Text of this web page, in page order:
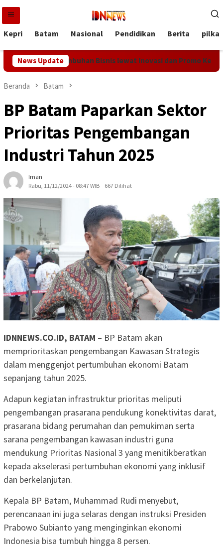
Loncat
konten
Kepri Batam Nasional Pendidikan Berita
News Update
Bidik Pertumbuhan Bisnis lewat Inovasi dan Promo
Beranda Batam
BP Batam Paparkan Sektor
Prioritas Pengembangan
Industri Tahun 2025
Iman
Rabu, 11/12/2024 - 08:47 WIB
667 Dilihat
IDNNEWS.CO.ID, BATAM – BP Batam akan
memprioritaskan pengembangan Kawasan Strategis
dalam menggenjot pertumbuhan ekonomi Batam
sepanjang tahun 2025.
Adapun kegiatan infrastruktur prioritas meliputi
pengembangan prasarana pendukung konektivitas darat,
prasarana bidang perumahan dan pemukiman serta
sarana pengembangan kawasan industri guna
mendukung Prioritas Nasional 3 yang menitikberatkan
kepada akselerasi pertumbuhan ekonomi yang inklusif
dan berkelanjutan.
Kepala BP Batam, Muhammad Rudi menyebut,
perencanaan ini juga selaras dengan instruksi Presiden
Prabowo Subianto yang menginginkan ekonomi
Indonesia bisa tumbuh hingga 8 persen.